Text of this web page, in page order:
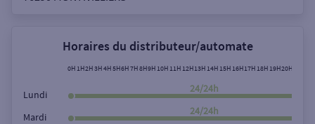
Rue
Horaires du distributeur/automate
0H 1H2H3H4H5H6H7H8H9H 10H 11H 12H13H 14H 15H 16H17H 18H 19H20H
Lundi
24/24h
Mardi
24/24h